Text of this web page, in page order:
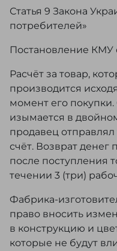
Статья 9 Закона
потребителей»
Постановление КМУ
Расчёт за товар,
производится
момент его покупки.
изымается в
продавец
счёт. Возврат денег
после поступления
течении 3 (три)
Фабрика-
право вносить
в конструкцию и
которые не будут